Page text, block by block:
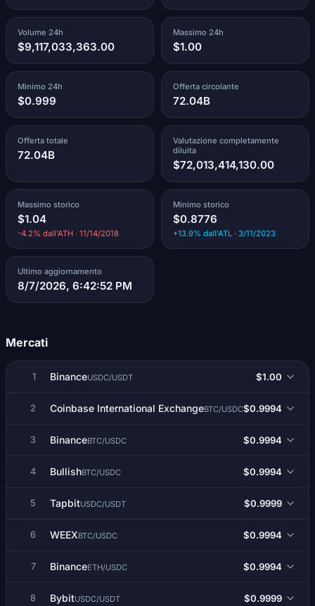
Volume 24h
$9,117,033,363.00
Massimo 24h
$1.00
Minimo 24h
$0.999
Offerta circolante
72.04B
Offerta totale
72.04B
Valutazione completamente
diluita
$72,013,414,130.00
Massimo storico
$1.04
-4.2% dall'ATH · 11/14/2018
Minimo storico
$0.8776
+13.9% dall'ATL · 3/11/2023
Ultimo aggiornamento
8/7/2026, 6:42:52 PM
Mercati
1 BinanceUSDC/USDT $1.00
2 Coinbase International ExchangeBTC/USDC$0.9994
3 BinanceBTC/USDC $0.9994
4 BullishBTC/USDC $0.9994
5 TapbitUSDC/USDT $0.9999
6 WEEXBTC/USDC $0.9994
7 BinanceETH/USDC $0.9994
8 BybitUSDC/USDT $0.9999